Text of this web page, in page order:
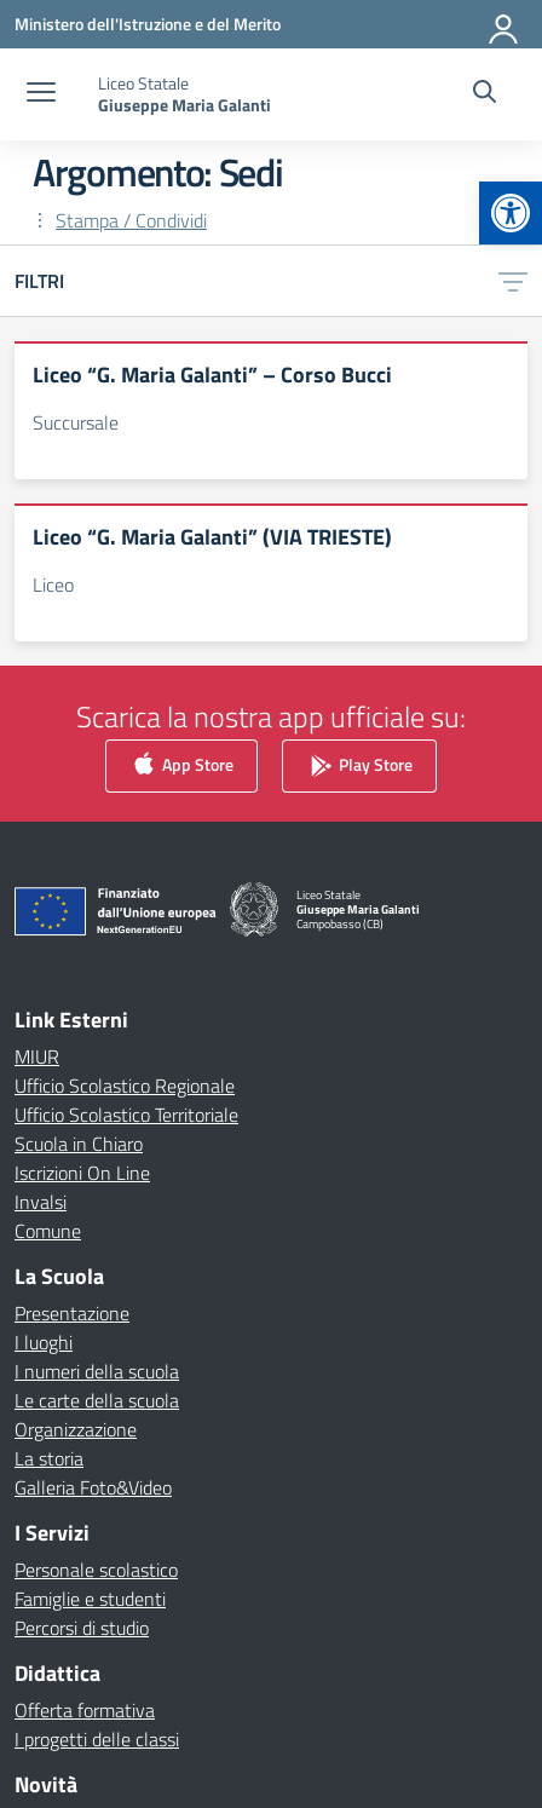
Vai ai contenuti
Vai al menu di navigazione
Vai al footer
Ministero dell'Istruzione e del Merito
Liceo Statale
Giuseppe Maria Galanti
Argomento: Sedi
Stampa / Condividi
FILTRI
Liceo “G. Maria Galanti” – Corso Bucci
Succursale
Liceo “G. Maria Galanti” (VIA TRIESTE)
Liceo
Scarica la nostra app ufficiale su:
App Store Play Store
Liceo Statale
Giuseppe Maria Galanti
Campobasso (CB)
— Visita la pagina iniziale della scuola
Link Esterni
MIUR
Ufficio Scolastico Regionale
Ufficio Scolastico Territoriale
Scuola in Chiaro
Iscrizioni On Line
Invalsi
Comune
La Scuola
Presentazione
I luoghi
I numeri della scuola
Le carte della scuola
Organizzazione
La storia
Galleria Foto&Video
I Servizi
Personale scolastico
Famiglie e studenti
Percorsi di studio
Didattica
Offerta formativa
I progetti delle classi
Novità